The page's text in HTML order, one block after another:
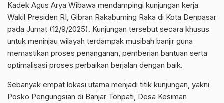
Kadek Agus Arya Wibawa mendampingi kunjungan kerja
Wakil Presiden RI, Gibran Rakabuming Raka di Kota Denpasar
pada Jumat (12/9/2025). Kunjungan tersebut secara khusus
untuk meninjau wilayah terdampak musibah banjir guna
memastikan proses penanganan, pemberian bantuan serta
optimalisasi proses perbaikan berjalan dengan baik.
Sebanyak empat lokasi utama menjadi titik kunjungan, yakni
Posko Pengungsian di Banjar Tohpati, Desa Kesiman